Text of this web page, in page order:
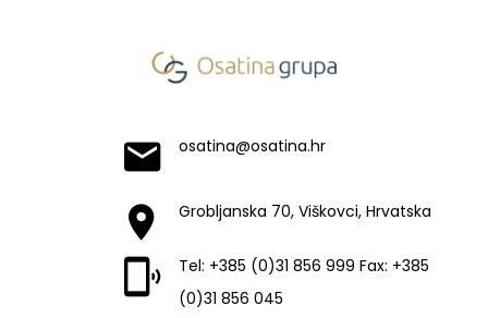
osatina@osatina.hr
Grobljanska 70, Viškovci, Hrvatska
Tel: +385 (0)31 856 999 Fax: +385
(0)31 856 045